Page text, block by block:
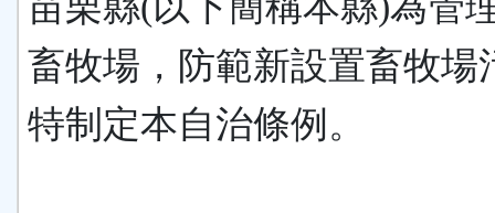
畜牧場，防範新設置畜牧場
特制定本自治條例。